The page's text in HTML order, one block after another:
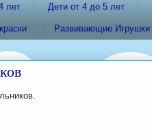
лет Дети от 4 до 5 лет
Развивающие Игрушки